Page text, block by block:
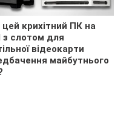
цей крихітний ПК на
з слотом для
відеокарти
майбутнього